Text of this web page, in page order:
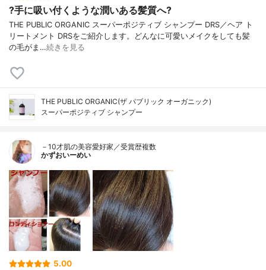
?手に吸い付くような潤いある髪質へ?
THE PUBLIC ORGANIC スーパーポジティブ シャンプー DRS／ヘア ト
リートメント DRSをご紹介します。どんなに可愛いメイクをしても髪
の毛がま…続きを見る
THE PUBLIC ORGANIC(ザ パブリック オーガニック)
スーパーポジティブ シャンプー
－10才肌の美容愛好家／受賞歴複数
かずおいーめい
5.00